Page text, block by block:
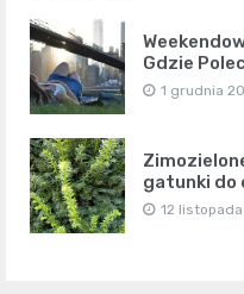
Gdzie
1 grudnia
gatunki do
12